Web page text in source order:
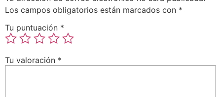
Los campos obligatorios están marcados con *
Tu puntuación *
Tu valoración *